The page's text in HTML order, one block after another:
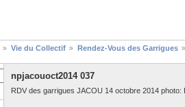
Vie du Collectif
Rendez-Vous des Garrigues
npjacouoct2014 037
RDV des garrigues JACOU 14 octobre 2014 photo: